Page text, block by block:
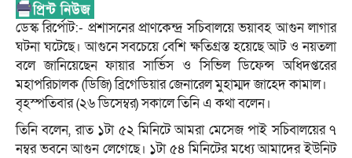
ডেস্ক রির্পোট:- প্রশাসনের প্রাণকেন্দ্র সচিবালয়ে ভয়াবহ আগুন লাগার
ঘটনা ঘটেছে। আগুনে সবচেয়ে বেশি ক্ষতিগ্রস্ত হয়েছে আট ও নয়তলা
বলে জানিয়েছেন ফায়ার সার্ভিস ও সিভিল ডিফেন্স অধিদপ্তরের
মহাপরিচালক (ডিজি) ব্রিগেডিয়ার জেনারেল মুহাম্মদ জাহেদ কামাল।
বৃহস্পতিবার (২৬ ডিসেম্বর) সকালে তিনি এ কথা বলেন।
তিনি বলেন, রাত ১টা ৫২ মিনিটে আমরা মেসেজ পাই সচিবালয়ের ৭
নম্বর ভবনে আগুন লেগেছে। ১টা ৫৪ মিনিটের মধ্যে আমাদের ইউনিট